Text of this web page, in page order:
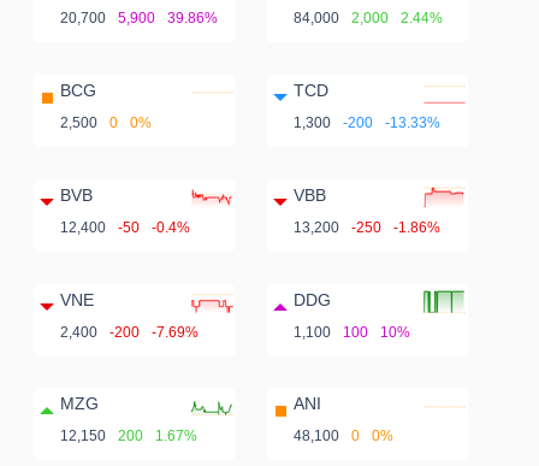
20,700 5,900 39.86% 84,000 2,000 2.44%
BCG
2,500 0 0%
TCD
1,300 -200 -13.33%
BVB
12,400 -50 -0.4%
VBB
13,200 -250 -1.86%
VNE
2,400 -200 -7.69%
DDG
1,100 100 10%
MZG
12,150 200 1.67%
ANI
48,100 0 0%